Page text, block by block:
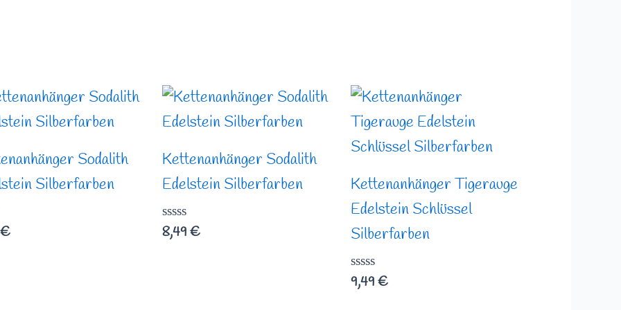
Sodalith
Silberfarben
€
Kettenanhänger Sodalith
Edelstein Silberfarben
Bewertet
mit
8,49€
Kettenanhänger Tigerauge
Edelstein Schlüssel
Silberfarben
Bewertet
mit
9,49€